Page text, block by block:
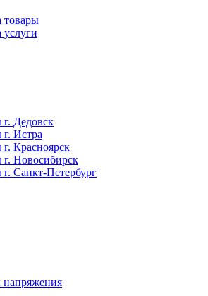
товары
Дедовск
Истра
Красноярск
г. Новосибирск
Санкт-Петербург
напряжения